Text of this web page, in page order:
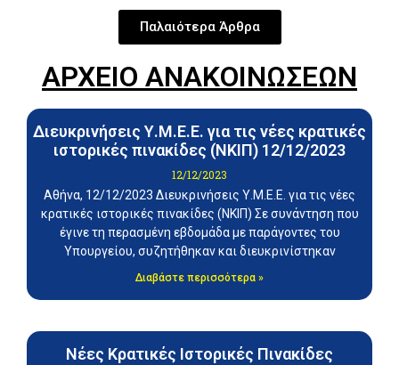
Παλαιότερα Άρθρα
ΑΡΧΕΙΟ ΑΝΑΚΟΙΝΩΣΕΩΝ
Διευκρινήσεις Υ.Μ.Ε.Ε. για τις νέες κρατικές
ιστορικές πινακίδες (ΝΚΙΠ) 12/12/2023
12/12/2023
Αθήνα, 12/12/2023 Διευκρινήσεις Υ.Μ.Ε.Ε. για τις νέες
κρατικές ιστορικές πινακίδες (ΝΚΙΠ) Σε συνάντηση που
έγινε τη περασμένη εβδομάδα με παράγοντες του
Υπουργείου, συζητήθηκαν και διευκρινίστηκαν
Διαβάστε περισσότερα »
Νέες Κρατικές Ιστορικές Πινακίδες